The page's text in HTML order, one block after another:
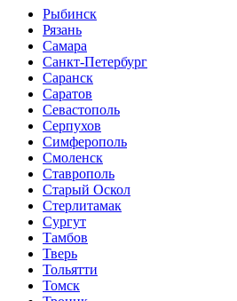
Рыбинск
Рязань
Самара
Санкт-Петербург
Саранск
Саратов
Севастополь
Серпухов
Симферополь
Смоленск
Ставрополь
Старый Оскол
Стерлитамак
Сургут
Тамбов
Тверь
Тольятти
Томск